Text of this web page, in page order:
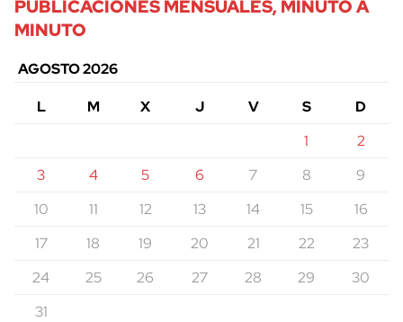
PUBLICACIONES MENSUALES, MINUTO A
MINUTO
AGOSTO 2026
L
M X J V S
D
1
2
3
4 5 6 7 8
9
10
11 12 13 14 15
16
17
18 19 20 21 22
23
24
25 26 27 28 29
30
31